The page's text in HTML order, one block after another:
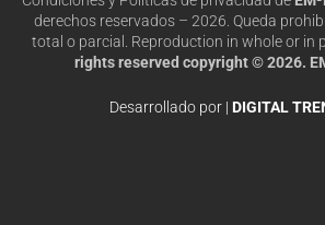
derechos reservados – 2026. Queda
total o parcial. Reproduction in whole or in
rights reserved copyright © 2026.
Desarrollado por | DIGITAL